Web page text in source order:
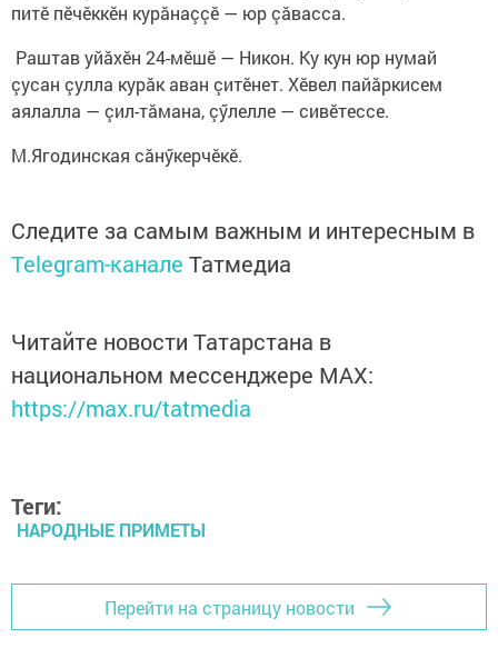
питӗ пӗчӗккӗн курăнаççӗ — юр çăвасса.
Раштав уйăхӗн 24-мӗшӗ — Никон. Ку кун юр нумай
çусан çулла курăк аван çитӗнет. Хӗвел пайăркисем
аялалла — çил-тăмана, çӳлелле — сивӗтессе.
М.Ягодинская сăнӳкерчӗкĕ.
Следите за самым важным и интересным в
Telegram-канале Татмедиа
Читайте новости Татарстана в
национальном мессенджере MАХ:
https://max.ru/tatmedia
Теги:
НАРОДНЫЕ ПРИМЕТЫ
Перейти на страницу новости